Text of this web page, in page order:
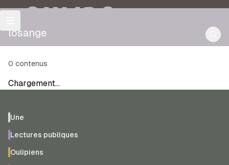
OULIPO
losange
0 contenus
Chargement…
Une
Lectures publiques
Oulipiens